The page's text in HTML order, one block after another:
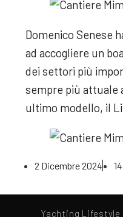
Domenico Senese
ad accogliere un
dei settori più
sempre più attuale
ultimo modello, il
2 Dicembre 2024
Yachting Lifestyle